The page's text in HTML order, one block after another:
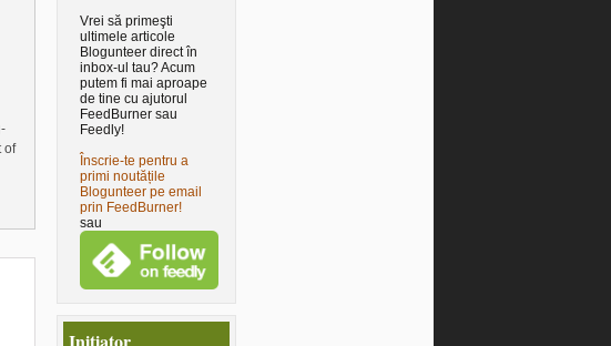
of
Vrei să primeşti
ultimele articole
Blogunteer direct în
inbox-ul tau? Acum
putem fi mai aproape
de tine cu ajutorul
FeedBurner sau
Feedly!
Înscrie-te pentru a
primi noutățile
Blogunteer pe email
prin FeedBurner!
sau